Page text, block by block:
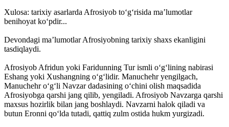
Xulosa: tarixiy asarlarda Afrosiyob to‘g‘risida ma’lumotlar
benihoyat ko‘pdir...
Devondagi ma’lumotlar Afrosiyobning tarixiy shaxs ekanligini
tasdiqlaydi.
Afrosiyob Afridun yoki Faridunning Tur ismli o‘g‘lining nabirasi
Eshang yoki Xushangning o‘g‘lidir. Manuchehr yengilgach,
Manuchehr o‘g‘li Navzar dadasining o‘chini olish maqsadida
Afrosiyobga qarshi jang qilib, yengiladi. Afrosiyob Navzarga qarshi
maxsus hozirlik bilan jang boshlaydi. Navzarni halok qiladi va
butun Eronni qo‘lda tutadi, qattiq zulm ostida hukm yurgizadi.